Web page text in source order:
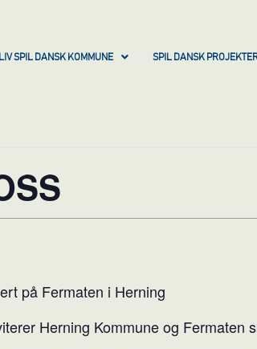
SPIL DANSK KOMMUNE SPIL DANSK
på Fermaten i Herning
Herning Kommune og